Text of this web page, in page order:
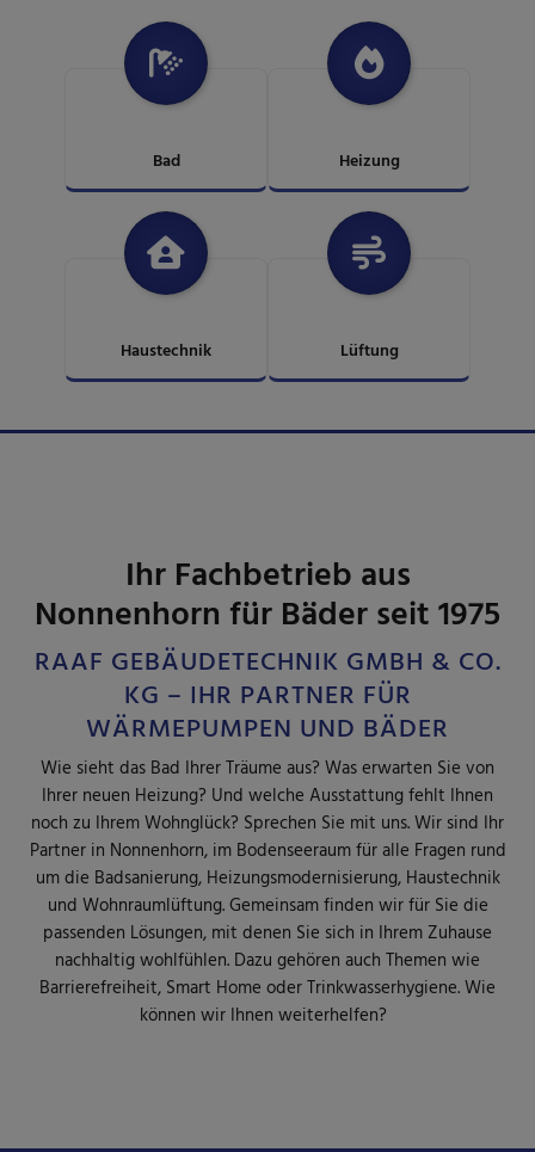
Bad Heizung
Haustechnik Lüftung
Ihr Fachbetrieb aus
Nonnenhorn für Bäder seit 1975
RAAF GEBÄUDETECHNIK GMBH & CO.
KG – IHR PARTNER FÜR
WÄRMEPUMPEN UND BÄDER
Wie sieht das Bad Ihrer Träume aus? Was erwarten Sie von
Ihrer neuen Heizung? Und welche Ausstattung fehlt Ihnen
noch zu Ihrem Wohnglück? Sprechen Sie mit uns. Wir sind Ihr
Partner in Nonnenhorn, im Bodenseeraum für alle Fragen rund
um die Badsanierung, Heizungsmodernisierung, Haustechnik
und Wohnraumlüftung. Gemeinsam finden wir für Sie die
passenden Lösungen, mit denen Sie sich in Ihrem Zuhause
nachhaltig wohlfühlen. Dazu gehören auch Themen wie
Barrierefreiheit, Smart Home oder Trinkwasserhygiene. Wie
können wir Ihnen weiterhelfen?